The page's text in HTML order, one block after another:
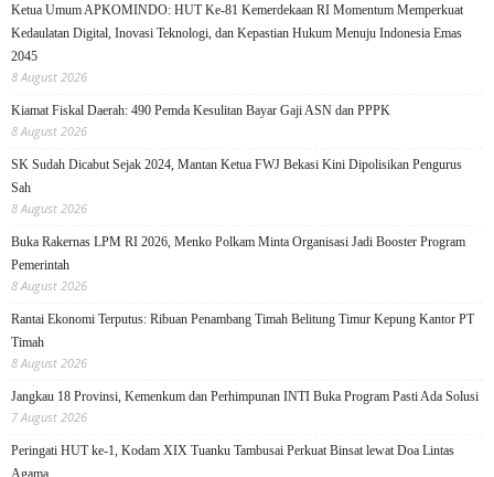
Ketua Umum APKOMINDO: HUT Ke-81 Kemerdekaan RI Momentum Memperkuat
Kedaulatan Digital, Inovasi Teknologi, dan Kepastian Hukum Menuju Indonesia Emas
2045
8 August 2026
Kiamat Fiskal Daerah: 490 Pemda Kesulitan Bayar Gaji ASN dan PPPK
8 August 2026
SK Sudah Dicabut Sejak 2024, Mantan Ketua FWJ Bekasi Kini Dipolisikan Pengurus
Sah
8 August 2026
Buka Rakernas LPM RI 2026, Menko Polkam Minta Organisasi Jadi Booster Program
Pemerintah
8 August 2026
Rantai Ekonomi Terputus: Ribuan Penambang Timah Belitung Timur Kepung Kantor PT
Timah
8 August 2026
Jangkau 18 Provinsi, Kemenkum dan Perhimpunan INTI Buka Program Pasti Ada Solusi
7 August 2026
Peringati HUT ke-1, Kodam XIX Tuanku Tambusai Perkuat Binsat lewat Doa Lintas